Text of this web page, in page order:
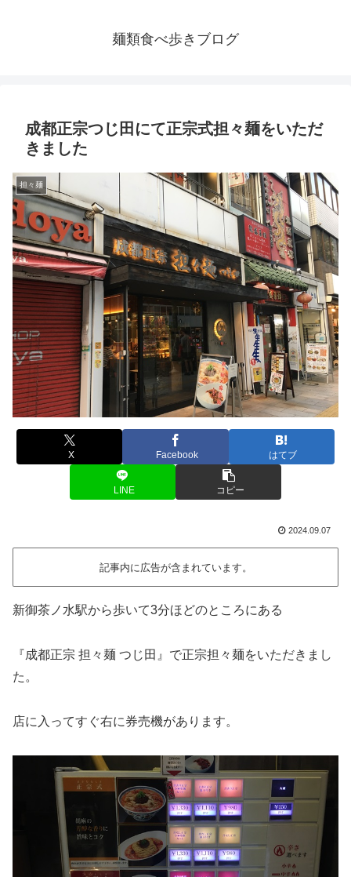
麺類食べ歩きブログ
成都正宗つじ田にて正宗式担々麺をいただ
きました
担々麺
X Facebook はてブ
LINE コピー
2024.09.07
記事内に広告が含まれています。
新御茶ノ水駅から歩いて3分ほどのところにある
『成都正宗 担々麺 つじ田』で正宗担々麺をいただきまし
た。
店に入ってすぐ右に券売機があります。